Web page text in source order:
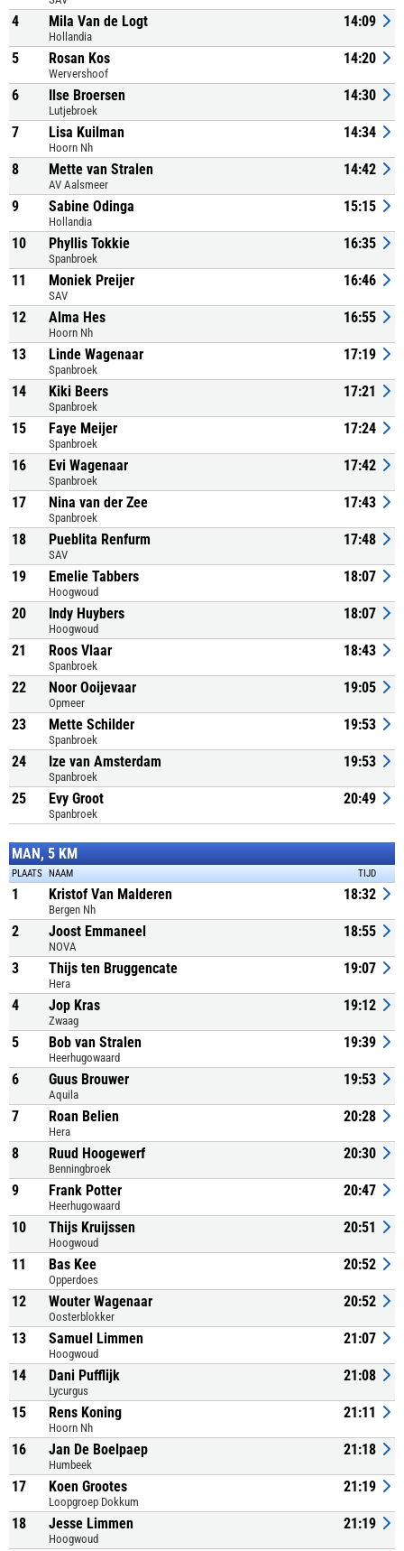
4 Mila Van de Logt
Hollandia
14:09
5 Rosan Kos
Wervershoof
14:20
6 Ilse Broersen
Lutjebroek
14:30
7 Lisa Kuilman
Hoorn Nh
14:34
8 Mette van Stralen
AV Aalsmeer
14:42
9 Sabine Odinga
Hollandia
15:15
10 Phyllis Tokkie
Spanbroek
16:35
11 Moniek Preijer
SAV
16:46
12 Alma Hes
Hoorn Nh
16:55
13 Linde Wagenaar
Spanbroek
17:19
14 Kiki Beers
Spanbroek
17:21
15 Faye Meijer
Spanbroek
17:24
16 Evi Wagenaar
Spanbroek
17:42
17 Nina van der Zee
Spanbroek
17:43
18 Pueblita Renfurm
SAV
17:48
19 Emelie Tabbers
Hoogwoud
18:07
20 Indy Huybers
Hoogwoud
18:07
21 Roos Vlaar
Spanbroek
18:43
22 Noor Ooijevaar
Opmeer
19:05
23 Mette Schilder
Spanbroek
19:53
24 Ize van Amsterdam
Spanbroek
19:53
25 Evy Groot
Spanbroek
20:49
MAN, 5 KM
PLAATS NAAM TIJD
1 Kristof Van Malderen
Bergen Nh
18:32
2 Joost Emmaneel
NOVA
18:55
3 Thijs ten Bruggencate
Hera
19:07
4 Jop Kras
Zwaag
19:12
5 Bob van Stralen
Heerhugowaard
19:39
6 Guus Brouwer
Aquila
19:53
7 Roan Belien
Hera
20:28
8 Ruud Hoogewerf
Benningbroek
20:30
9 Frank Potter
Heerhugowaard
20:47
10 Thijs Kruijssen
Hoogwoud
20:51
11 Bas Kee
Opperdoes
20:52
12 Wouter Wagenaar
Oosterblokker
20:52
13 Samuel Limmen
Hoogwoud
21:07
14 Dani Pufflijk
Lycurgus
21:08
15 Rens Koning
Hoorn Nh
21:11
16 Jan De Boelpaep
Humbeek
21:18
17 Koen Grootes
Loopgroep Dokkum
21:19
18 Jesse Limmen
Hoogwoud
21:19